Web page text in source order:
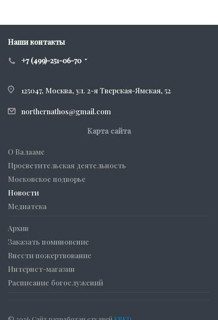
Наши контакты
+7 (499)-251-06-70
125047, Москва, ул. 2-я Тверская-Ямская, 52
northernathos@gmail.com
Карта сайта
О Валааме
Просветительская деятельность
Московское подворье
Новости
Медиатека
Архив
Заказать поминовение
Внести пожертвование
Интернет-магазин
Расписание богослужений